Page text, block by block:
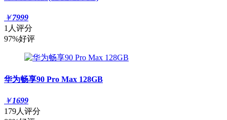
￥7999
1人评分
97%好评
华为畅享90 Pro Max 128GB
￥1699
179人评分